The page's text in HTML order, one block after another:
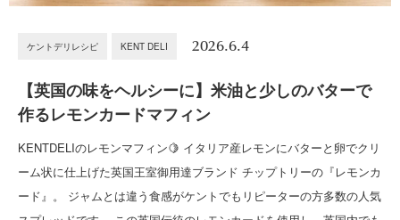
ケントデリレシピ KENT DELI 2026.6.4
【英国の味をヘルシーに】米油と少しのバターで
作るレモンカードマフィン
KENTDELIのレモンマフィン🍋 イタリア産レモンにバターと卵でクリ
ーム状に仕上げた英国王室御用達ブランド チップトリーの『レモンカ
ード』。 ジャムとは違う食感がケントでもリピーターの方多数の人気